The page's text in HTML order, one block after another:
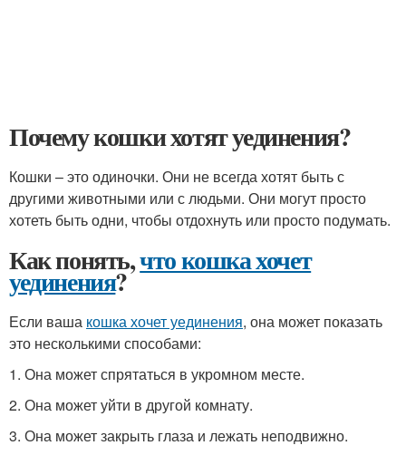
Почему кошки хотят уединения?
Кошки – это одиночки. Они не всегда хотят быть с
другими животными или с людьми. Они могут просто
хотеть быть одни, чтобы отдохнуть или просто подумать.
Как понять,что кошка хочет
уединения?
Если ваша кошка хочет уединения, она может показать
это несколькими способами:
1. Она может спрятаться в укромном месте.
2. Она может уйти в другой комнату.
3. Она может закрыть глаза и лежать неподвижно.